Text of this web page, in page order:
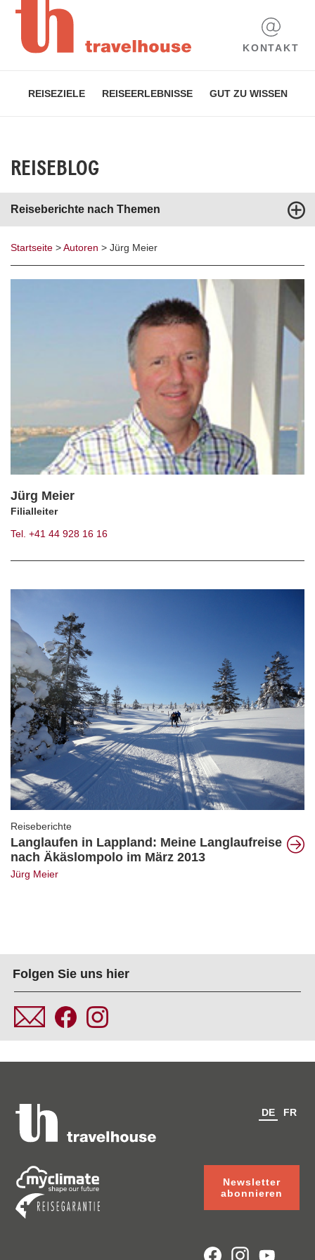
KONTAKT
REISEZIELE REISEERLEBNISSE GUT ZU WISSEN
REISEBLOG
Reiseberichte nach Themen
Startseite >Autoren > Jürg Meier
Jürg Meier
Filialleiter
Tel. +41 44 928 16 16
Reiseberichte
Langlaufen in Lappland: Meine Langlaufreise
nach Äkäslompolo im März 2013
Jürg Meier
Folgen Sie uns hier
Newsletter
abonnieren
DE FR